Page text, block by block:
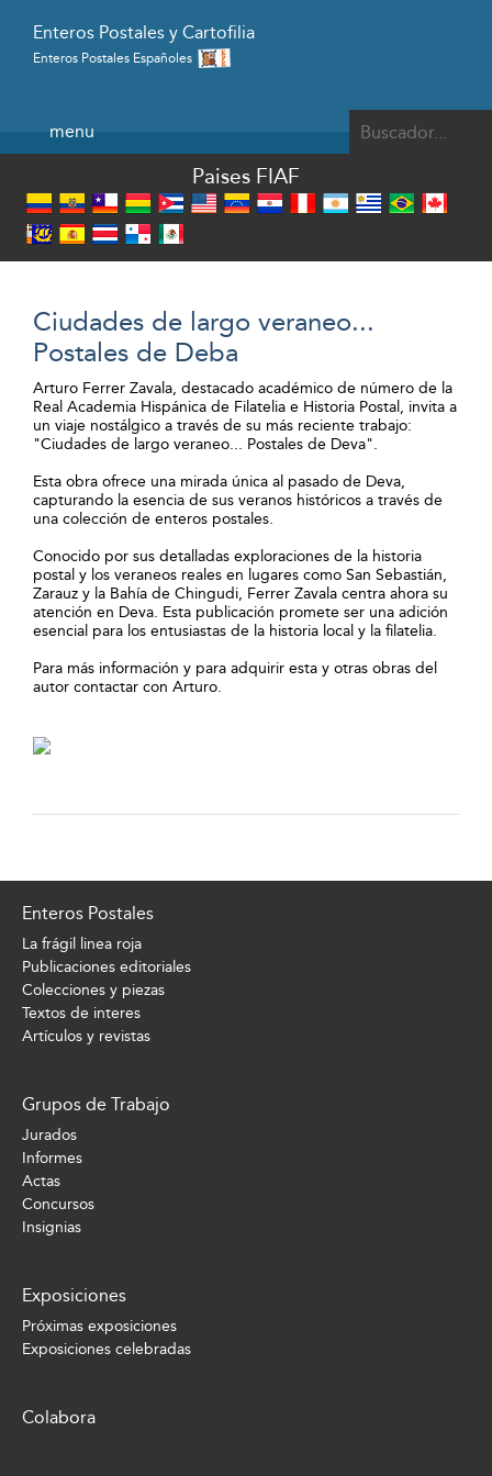
Enteros Postales y Cartofilia
Enteros Postales Españoles
menu
Paises FIAF
Ciudades de largo veraneo...
Postales de Deba
Arturo Ferrer Zavala, destacado académico de número de la
Real Academia Hispánica de Filatelia e Historia Postal, invita a
un viaje nostálgico a través de su más reciente trabajo:
"Ciudades de largo veraneo... Postales de Deva".
Esta obra ofrece una mirada única al pasado de Deva,
capturando la esencia de sus veranos históricos a través de
una colección de enteros postales.
Conocido por sus detalladas exploraciones de la historia
postal y los veraneos reales en lugares como San Sebastián,
Zarauz y la Bahía de Chingudi, Ferrer Zavala centra ahora su
atención en Deva. Esta publicación promete ser una adición
esencial para los entusiastas de la historia local y la filatelia.
Para más información y para adquirir esta y otras obras del
autor contactar con Arturo.
Enteros Postales
La frágil linea roja
Publicaciones editoriales
Colecciones y piezas
Textos de interes
Artículos y revistas
Grupos de Trabajo
Jurados
Informes
Actas
Concursos
Insignias
Exposiciones
Próximas exposiciones
Exposiciones celebradas
Colabora